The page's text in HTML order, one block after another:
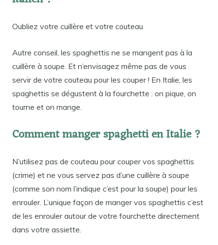
Oubliez votre cuillère et votre couteau
Autre conseil, les spaghettis ne se mangent pas à la
cuillère à soupe. Et n’envisagez même pas de vous
servir de votre couteau pour les couper ! En Italie, les
spaghettis se dégustent à la fourchette : on pique, on
tourne et on mange.
Comment manger spaghetti en Italie ?
N’utilisez pas de couteau pour couper vos spaghettis
(crime) et ne vous servez pas d’une cuillère à soupe
(comme son nom l’indique c’est pour la soupe) pour les
enrouler. L’unique façon de manger vos spaghettis c’est
de les enrouler autour de votre fourchette directement
dans votre assiette.